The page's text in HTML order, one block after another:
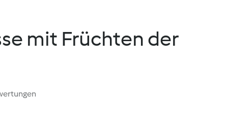
mit Früchten der